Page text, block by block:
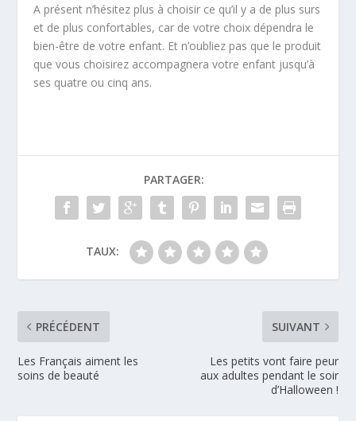
A présent n’hésitez plus à choisir ce qu’il y a de plus surs
et de plus confortables, car de votre choix dépendra le
bien-être de votre enfant. Et n’oubliez pas que le produit
que vous choisirez accompagnera votre enfant jusqu’à
ses quatre ou cinq ans.
PARTAGER:
TAUX:
PRÉCÉDENT
Les Français aiment les
soins de beauté
SUIVANT
Les petits vont faire peur
aux adultes pendant le soir
d’Halloween !